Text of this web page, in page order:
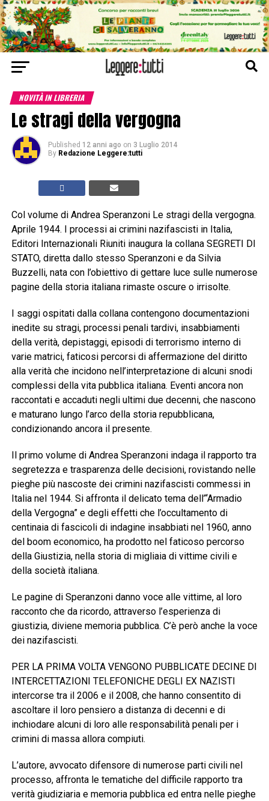
NOVITÀ IN LIBRERIA
Le stragi della vergogna
Published 12 anni ago on 3 Luglio 2014
By Redazione Leggere:tutti
Col volume di Andrea Speranzoni Le stragi della vergogna.
Aprile 1944. I processi ai crimini nazifascisti in Italia,
Editori Internazionali Riuniti inaugura la collana SEGRETI DI
STATO, diretta dallo stesso Speranzoni e da Silvia
Buzzelli, nata con l’obiettivo di gettare luce sulle numerose
pagine della storia italiana rimaste oscure o irrisolte.
I saggi ospitati dalla collana contengono documentazioni
inedite su stragi, processi penali tardivi, insabbiamenti
della verità, depistaggi, episodi di terrorismo interno di
varie matrici, faticosi percorsi di affermazione del diritto
alla verità che incidono nell’interpretazione di alcuni snodi
complessi della vita pubblica italiana. Eventi ancora non
raccontati e accaduti negli ultimi due decenni, che nascono
e maturano lungo l’arco della storia repubblicana,
condizionando ancora il presente.
Il primo volume di Andrea Speranzoni indaga il rapporto tra
segretezza e trasparenza delle decisioni, rovistando nelle
pieghe più nascoste dei crimini nazifascisti commessi in
Italia nel 1944. Si affronta il delicato tema dell’“Armadio
della Vergogna” e degli effetti che l’occultamento di
centinaia di fascicoli di indagine insabbiati nel 1960, anno
del boom economico, ha prodotto nel faticoso percorso
della Giustizia, nella storia di migliaia di vittime civili e
della società italiana.
Le pagine di Speranzoni danno voce alle vittime, al loro
racconto che da ricordo, attraverso l’esperienza di
giustizia, diviene memoria pubblica. C’è però anche la voce
dei nazifascisti.
PER LA PRIMA VOLTA VENGONO PUBBLICATE DECINE DI
INTERCETTAZIONI TELEFONICHE DEGLI EX NAZISTI
intercorse tra il 2006 e il 2008, che hanno consentito di
ascoltare il loro pensiero a distanza di decenni e di
inchiodare alcuni di loro alle responsabilità penali per i
crimini di massa allora compiuti.
L’autore, avvocato difensore di numerose parti civili nel
processo, affronta le tematiche del difficile rapporto tra
verità giudiziaria e memoria pubblica ed entra nelle pieghe